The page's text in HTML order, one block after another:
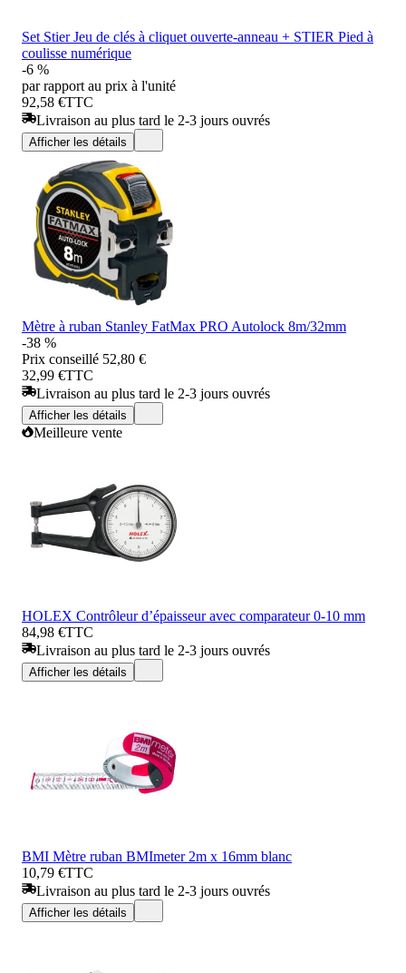
Set Stier Jeu de clés à cliquet ouverte-anneau + STIER Pied à
coulisse numérique
-6 %
par rapport au prix à l'unité
92,58 €TTC
Livraison au plus tard le 2-3 jours ouvrés
Afficher les détails
Mètre à ruban Stanley FatMax PRO Autolock 8m/32mm
-38 %
Prix conseillé 52,80 €
32,99 €TTC
Livraison au plus tard le 2-3 jours ouvrés
Afficher les détails
Meilleure vente
HOLEX Contrôleur d’épaisseur avec comparateur 0-10 mm
84,98 €TTC
Livraison au plus tard le 2-3 jours ouvrés
Afficher les détails
BMI Mètre ruban BMImeter 2m x 16mm blanc
10,79 €TTC
Livraison au plus tard le 2-3 jours ouvrés
Afficher les détails